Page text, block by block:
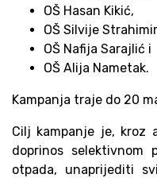
OŠ Hasan Kikić,
OŠ Silvije
OŠ Nafija Sarajlić i
OŠ Alija Nametak.
Kampanja traje do 20
Cilj kampanje je, kroz
doprinos selektivnom
otpada, unaprijediti